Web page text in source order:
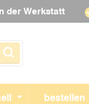
bestellen
der Werkstatt